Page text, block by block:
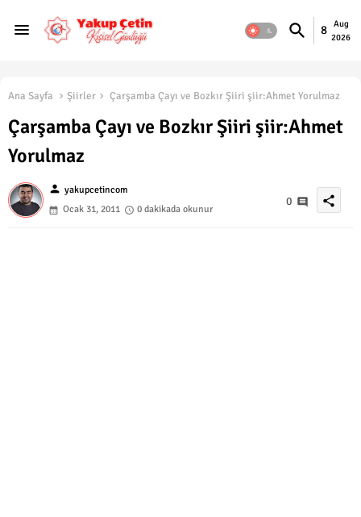
8
Aug
2026
Ana Sayfa Şiirler Çarşamba Çayı ve Bozkır Şiiri şiir:Ahmet Yorulmaz
Çarşamba Çayı ve Bozkır Şiiri şiir:Ahmet
Yorulmaz
person yakupcetincom
Ocak 31, 2011
0 dakikada okunur
0 share